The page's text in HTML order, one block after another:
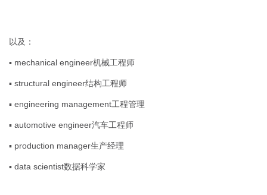
以及：
▪ mechanical engineer机械工程师
▪ structural engineer结构工程师
▪ engineering management工程管理
▪ automotive engineer汽车工程师
▪ production manager生产经理
▪ data scientist数据科学家